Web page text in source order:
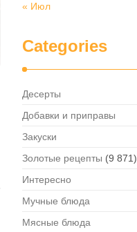
« Июл
Categories
Десерты
Добавки и приправы
Закуски
Золотые рецепты (9 871)
Интересно
Мучные блюда
Мясные блюда